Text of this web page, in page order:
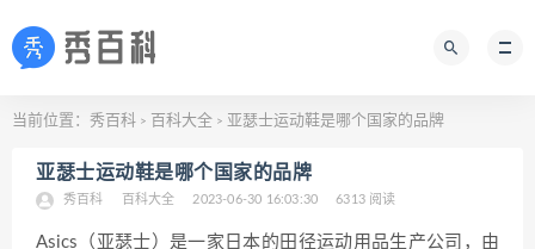
当前位置： 秀百科 > 百科大全 > 亚瑟士运动鞋是哪个国家的品牌
亚瑟士运动鞋是哪个国家的品牌
秀百科 百科大全 2023-06-30 16:03:30 6313 阅读
Asics（亚瑟士）是一家日本的田径运动用品生产公司，由